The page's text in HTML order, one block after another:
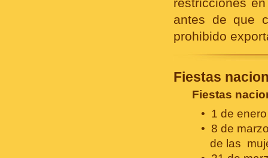
antes de que
prohibido
Fiestas
Fiestas
1 de
8 de
de las